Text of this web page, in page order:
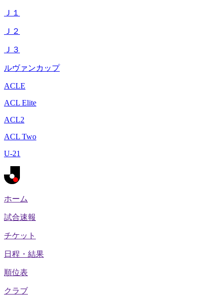
Ｊ１
Ｊ２
Ｊ３
ルヴァンカップ
ACLE
ACL Elite
ACL2
ACL Two
U-21
ホーム
試合速報
チケット
日程・結果
順位表
クラブ